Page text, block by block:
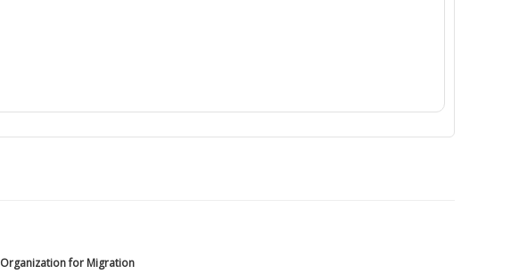
for Migration